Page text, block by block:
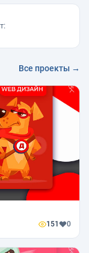
Все проекты →
151 0